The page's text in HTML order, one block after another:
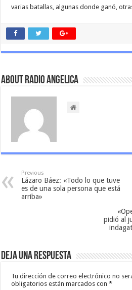
varias batallas, algunas donde ganó,
About Radio Angelica
Previous
Lázaro Báez: «Todo lo que tuve
es de una sola persona que está
arriba»
pidió al
Deja una respuesta
Tu dirección de correo electrónico no
obligatorios están marcados con*